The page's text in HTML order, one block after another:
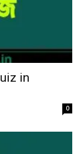
in
0